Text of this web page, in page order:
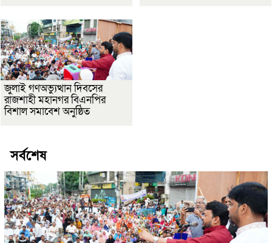
জুলাই গণঅভ্যুত্থান দিবসের
রাজশাহী মহানগর বিএনপির
বিশাল সমাবেশ অনুষ্ঠিত
সর্বশেষ